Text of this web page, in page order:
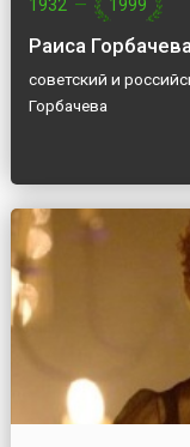
1932 — 1999
Раиса
советский и
Горбачева